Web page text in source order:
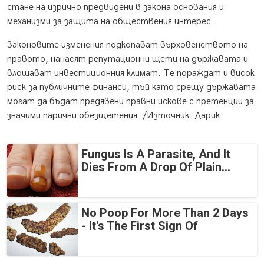
стане на изрично предвидени в закона основания и
механизми за защита на обществения интерес.
Законовите изменения подкопават върховенството на
правото, нанасят репутационни щети на държавата и
влошават инвестиционния климат. Те пораждат и висок
риск за публичните финанси, тъй като срещу държавата
могат да бъдат предявени правни искове с претенции за
значими парични обезщетения. /Източник: Дарик
Fungus Is A Parasite, And It
Dies From A Drop Of Plain...
No Poop For More Than 2 Days
- It's The First Sign Of